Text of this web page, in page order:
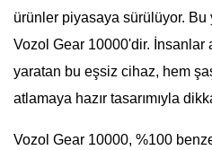
ürünler piyasaya sürülüyor.
Vozol Gear 10000'dir. İnsanlar
yaratan bu eşsiz cihaz, hem
atlamaya hazır tasarımıyla
Vozol Gear 10000, %100